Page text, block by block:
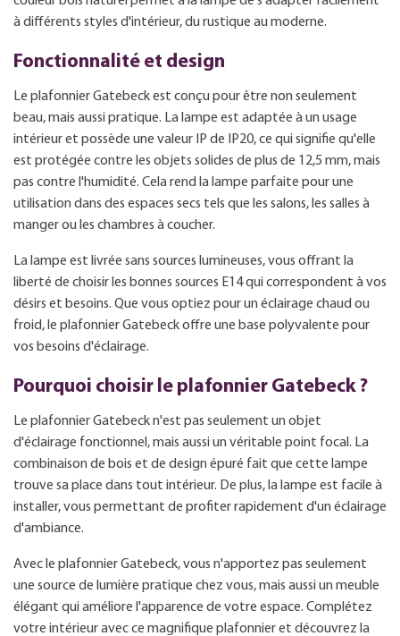
à différents styles d'intérieur, du rustique au moderne.
Fonctionnalité et design
Le plafonnier Gatebeck est conçu pour être non seulement
beau, mais aussi pratique. La lampe est adaptée à un usage
intérieur et possède une valeur IP de IP20, ce qui signifie qu'elle
est protégée contre les objets solides de plus de 12,5 mm, mais
pas contre l'humidité. Cela rend la lampe parfaite pour une
utilisation dans des espaces secs tels que les salons, les salles à
manger ou les chambres à coucher.
La lampe est livrée sans sources lumineuses, vous offrant la
liberté de choisir les bonnes sources E14 qui correspondent à vos
désirs et besoins. Que vous optiez pour un éclairage chaud ou
froid, le plafonnier Gatebeck offre une base polyvalente pour
vos besoins d'éclairage.
Pourquoi choisir le plafonnier Gatebeck ?
Le plafonnier Gatebeck n'est pas seulement un objet
d'éclairage fonctionnel, mais aussi un véritable point focal. La
combinaison de bois et de design épuré fait que cette lampe
trouve sa place dans tout intérieur. De plus, la lampe est facile à
installer, vous permettant de profiter rapidement d'un éclairage
d'ambiance.
Avec le plafonnier Gatebeck, vous n'apportez pas seulement
une source de lumière pratique chez vous, mais aussi un meuble
élégant qui améliore l'apparence de votre espace. Complétez
votre intérieur avec ce magnifique plafonnier et découvrez la